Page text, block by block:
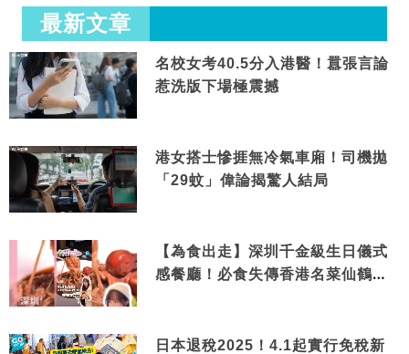
最新文章
名校女考40.5分入港醫！囂張言論
惹洗版下場極震撼
港女搭士慘捱無冷氣車廂！司機拋
「29蚊」偉論揭驚人結局
【為食出走】深圳千金級生日儀式
感餐廳！必食失傳香港名菜仙鶴神
日本退稅2025！4.1起實行免稅新